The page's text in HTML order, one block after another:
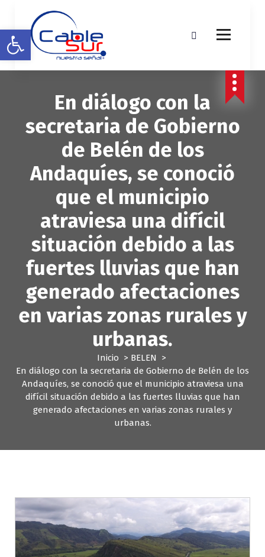
Abrir barra de herramientas
l
a
r
En diálogo con la
secretaria de Gobierno
de Belén de los
Andaquíes, se conoció
que el municipio
atraviesa una difícil
situación debido a las
fuertes lluvias que han
generado afectaciones
en varias zonas rurales y
urbanas.
Inicio > BELEN >
En diálogo con la secretaria de Gobierno de Belén de los
Andaquíes, se conoció que el municipio atraviesa una
difícil situación debido a las fuertes lluvias que han
generado afectaciones en varias zonas rurales y
urbanas.